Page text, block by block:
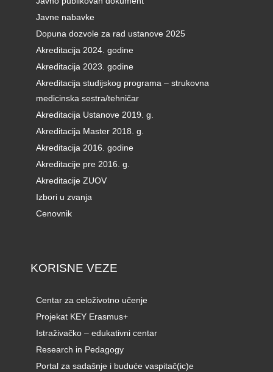
Javne nabavke
Dopuna dozvole za rad ustanove 2025
Akreditacija 2024. godine
Akreditacija 2023. godine
Akreditacija studijskog programa – strukovna
medicinska sestra/tehničar
Akreditacija Ustanove 2019. g.
Akreditacija Master 2018. g.
Akreditacija 2016. godine
Akreditacije pre 2016. g.
Akreditacije ZUOV
Izbori u zvanja
Cenovnik
KORISNE VEZE
Centar za celoživotno učenje
Projekat KEY Erasmus+
Istraživačko – edukativni centar
Research in Pedagogy
Portal za sadašnje i buduće vaspitač(ic)e